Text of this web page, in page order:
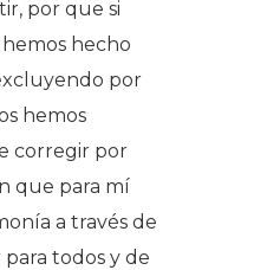
por que si
hecho
por
hemos
corregir por
que para mí
a través de
todos y de